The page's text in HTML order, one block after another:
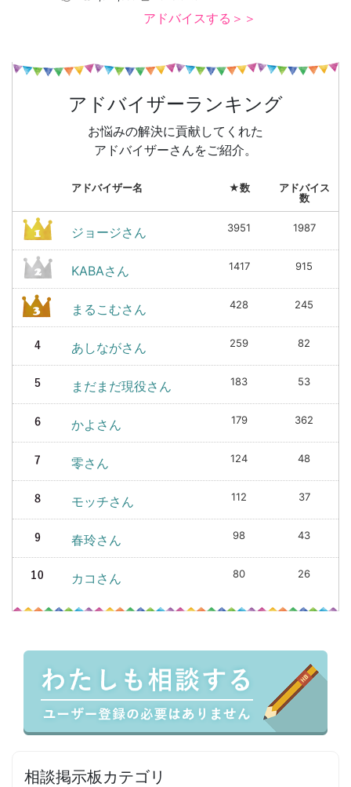
アドバイスする＞＞
アドバイザーランキング
お悩みの解決に貢献してくれた
アドバイザーさんをご紹介。
アドバイザー名 ★数
アドバイス
数
ジョージさん 3951 1987
KABAさん 1417 915
まるこむさん 428 245
あしながさん 259 82
まだまだ現役さん 183 53
かよさん 179 362
零さん 124 48
モッチさん 112 37
春玲さん 98 43
カコさん 80 26
相談掲示板カテゴリ